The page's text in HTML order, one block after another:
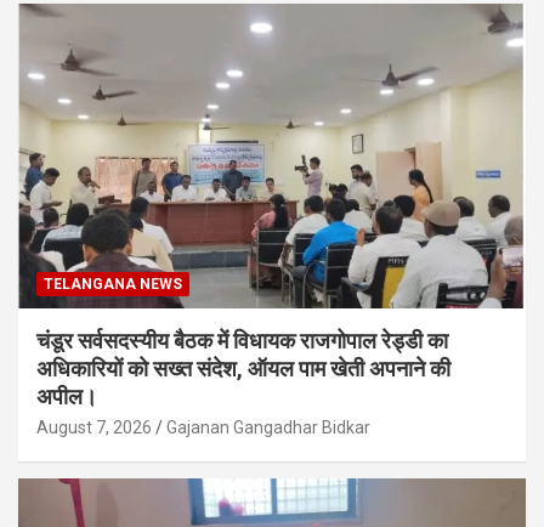
TELANGANA NEWS
चंडूर सर्वसदस्यीय बैठक में विधायक राजगोपाल रेड्डी का
अधिकारियों को सख्त संदेश, ऑयल पाम खेती अपनाने की
अपील।
August 7, 2026 Gajanan Gangadhar Bidkar